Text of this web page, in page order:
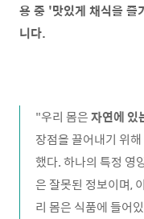
용 중 '맛있게 채식을 즐
니다.
"우리 몸은자연에 있
장점을 끌어내기 위
했다. 하나의 특정 영
은 잘못된 정보이며,
리 몸은 식품에 들어